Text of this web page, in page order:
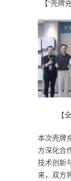
【“壳
【
本次壳牌
方深化合
技术创新
来，双方